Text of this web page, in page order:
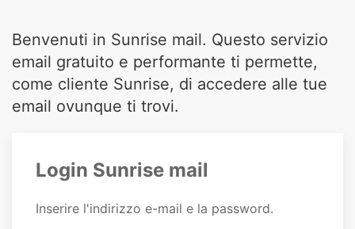
Benvenuti in Sunrise mail. Questo servizio
email gratuito e performante ti permette,
come cliente Sunrise, di accedere alle tue
email ovunque ti trovi.
Login Sunrise mail
Inserire l'indirizzo e-mail e la password.